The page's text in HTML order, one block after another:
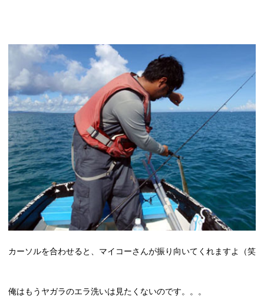
カーソルを合わせると、マイコーさんが振り向いてくれますよ（笑
俺はもうヤガラのエラ洗いは見たくないのです。。。